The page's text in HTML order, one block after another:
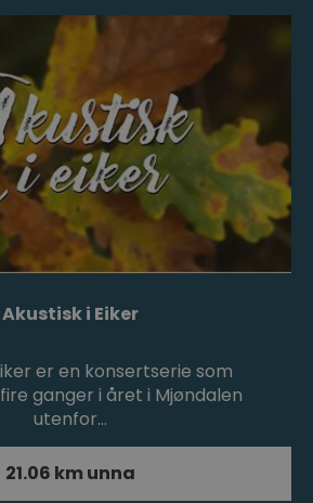
Akustisk i Eiker
er en konsertserie som
ganger i året i Mjøndalen
utenfor…
21.06 km unna